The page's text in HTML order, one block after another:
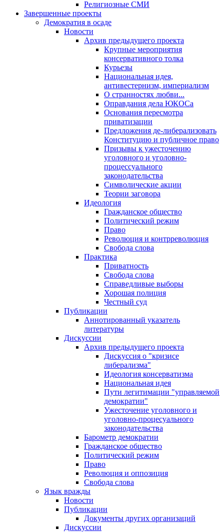
Религиозные СМИ
Завершенные проекты
Демократия в осаде
Новости
Архив предыдущего проекта
Крупные мероприятия
консервативного толка
Курьезы
Национальная идея,
антивестернизм, империализм
О странностях любви...
Оправдания дела ЮКОСа
Основания пересмотра
приватизации
Предложения де-либерализовать
Конституцию и публичное право
Призывы к ужесточению
уголовного и уголовно-
процессуального
законодательства
Символические акции
Теории заговора
Идеология
Гражданское общество
Политический режим
Право
Революция и контрреволюция
Свобода слова
Практика
Приватность
Свобода слова
Справедливые выборы
Хорошая полиция
Честный суд
Публикации
Аннотированный указатель
литературы
Дискуссии
Архив предыдущего проекта
Дискуссия о "кризисе
либерализма"
Идеология консерватизма
Национальная идея
Пути легитимации "управляемой
демократии"
Ужесточение уголовного и
уголовно-процесуального
законодательства
Барометр демократии
Гражданское общество
Политический режим
Право
Революция и оппозиция
Свобода слова
Язык вражды
Новости
Публикации
Документы других организаций
Дискуссии